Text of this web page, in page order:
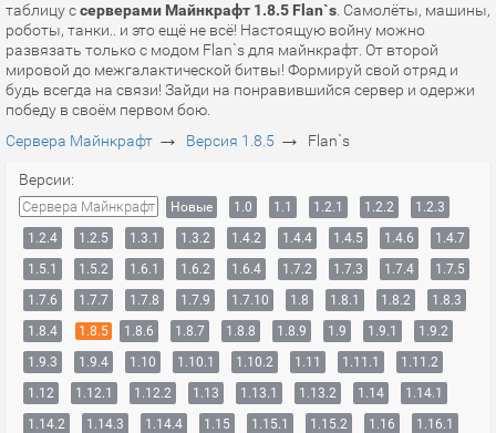
таблицу ссерверами Майнкрафт 1.8.5 Flan`s . Самолёты, машины,
роботы, танки.. и это ещё не всё! Настоящую войну можно
развязать только с модом Flan`s для майнкрафт. От второй
мировой до межгалактической битвы! Формируй свой отряд и
будь всегда на связи! Зайди на понравившийся сервер и одержи
победу в своём первом бою.
Сервера Майнкрафт → Версия 1.8.5 → Flan`s
Версии:
Сервера Майнкрафт Новые 1.0 1.1 1.2.1 1.2.2
1.2.3
1.2.4
1.2.5 1.3.1 1.3.2 1.4.2 1.4.4 1.4.5 1.4.6
1.4.7
1.5.1
1.5.2 1.6.1 1.6.2 1.6.4 1.7.2 1.7.3 1.7.4
1.7.5
1.7.6
1.7.7 1.7.8 1.7.9 1.7.10 1.8 1.8.1 1.8.2
1.8.3
1.8.4
1.8.5 1.8.6 1.8.7 1.8.8 1.8.9 1.9 1.9.1
1.9.2
1.9.3
1.9.4 1.10 1.10.1 1.10.2 1.11 1.11.1
1.11.2
1.12
1.12.1 1.12.2 1.13 1.13.1 1.13.2 1.14
1.14.1
1.14.2
1.14.3 1.14.4 1.15 1.15.1 1.15.2 1.16
1.16.1